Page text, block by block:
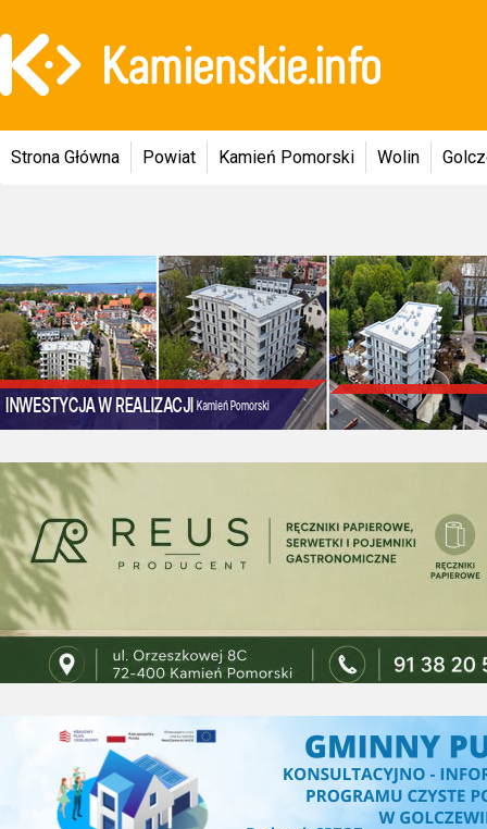
Strona Główna Powiat Kamień Pomorski Wolin